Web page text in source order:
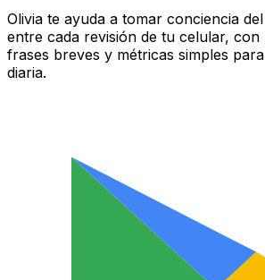
Olivia te ayuda a tomar conciencia
entre cada revisión de tu celular, con
frases breves y métricas simples
diaria.